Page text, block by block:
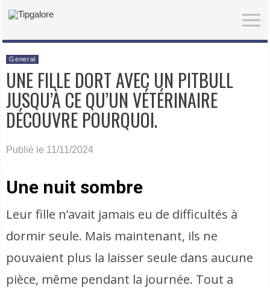
General
UNE FILLE DORT AVEC UN PITBULL
JUSQU’À CE QU’UN VÉTÉRINAIRE
DÉCOUVRE POURQUOI.
Publié le 11/11/2024
Une nuit sombre
Leur fille n’avait jamais eu de difficultés à
dormir seule. Mais maintenant, ils ne
pouvaient plus la laisser seule dans aucune
pièce, même pendant la journée. Tout a